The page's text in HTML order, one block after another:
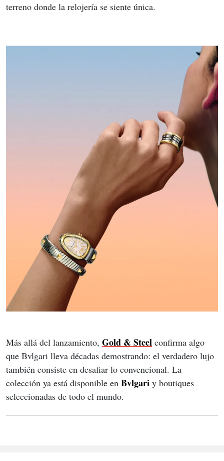
terreno donde la relojería se siente única.
Más allá del lanzamiento, Gold & Steel confirma algo
que Bvlgari lleva décadas demostrando: el verdadero lujo
también consiste en desafiar lo convencional. La
colección ya está disponible en Bvlgari y boutiques
seleccionadas de todo el mundo.